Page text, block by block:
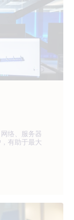
络、服务器
有助于最大